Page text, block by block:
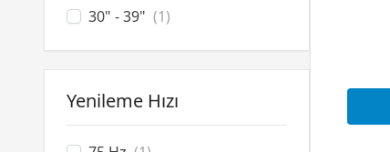
30" - 39" (1)
Yenileme Hızı